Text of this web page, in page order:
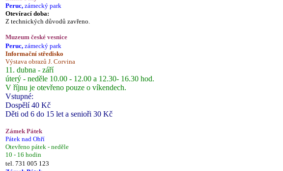
Peruc, zámecký park
Otevírací doba:
Z technických důvodů zavřeno.
Muzeum české vesnice
Peruc, zámecký park
Informační středisko
Výstava obrazů J. Corvina
11. dubna - září
úterý - neděle 10.00 - 12.00 a 12.30- 16.30 hod.
V říjnu je otevřeno pouze o víkendech.
Vstupné:
Dospělí 40 Kč
Děti od 6 do 15 let a senioři 30 Kč
Zámek Pátek
Pátek nad Ohří
Otevřeno pátek - neděle
10 - 16 hodin
tel. 731 005 123